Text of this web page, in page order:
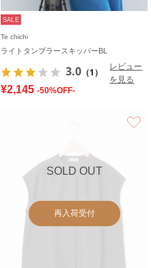
SALE
Te chichi
ライトタンブラースキッパーBL
3.0 （1）
レビュー
を見る
¥2,145 -50%OFF-
SOLD OUT
再入荷受付